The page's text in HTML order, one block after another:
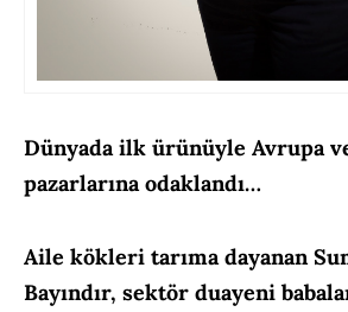
Dünyada ilk ürünüyle Avrupa
pazarlarına odaklandı…
Aile kökleri tarıma dayanan
Bayındır, sektör duayeni